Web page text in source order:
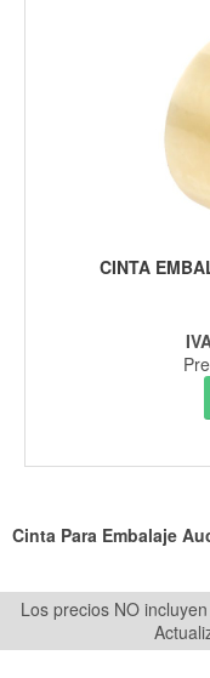
CINTA
Cinta Para Embalaje
Los precios NO